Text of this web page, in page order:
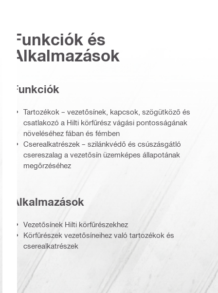
Funkciók és
Alkalmazások
Funkciók
Tartozékok – vezetősínek, kapcsok, szögütköző és
csatlakozó a Hilti körfűrész vágási pontosságának
növeléséhez fában és fémben
Cserealkatrészek – szilánkvédő és csúszásgátló
csereszalag a vezetősín üzemképes állapotának
megőrzéséhez
Alkalmazások
Vezetősínek Hilti körfűrészekhez
Körfűrészek vezetősíneihez való tartozékok és
cserealkatrészek